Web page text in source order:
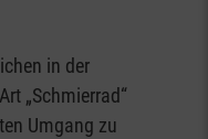
in der
„Schmierrad“
Umgang zu